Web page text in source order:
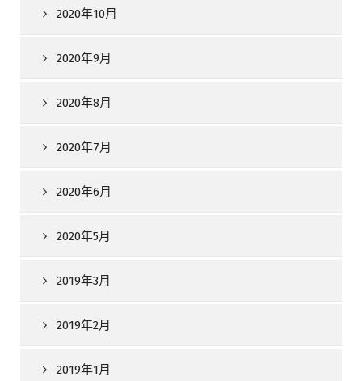
2020年10月
2020年9月
2020年8月
2020年7月
2020年6月
2020年5月
2019年3月
2019年2月
2019年1月